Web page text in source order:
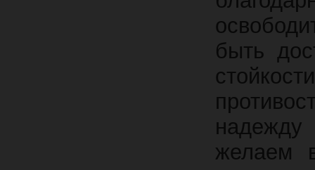
быть
желаем